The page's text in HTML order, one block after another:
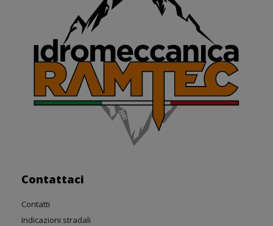
Contattaci
Contatti
Indicazioni stradali